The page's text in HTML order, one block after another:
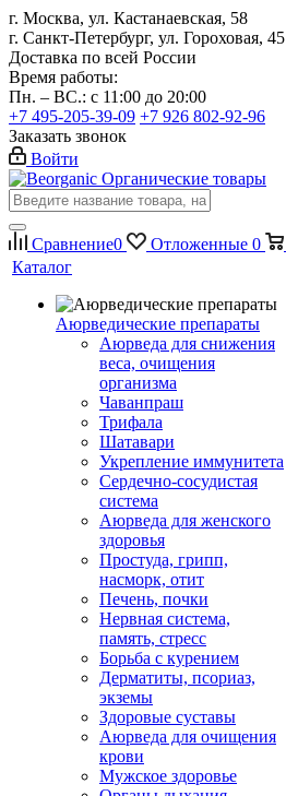
г. Москва, ул. Кастанаевская, 58
г. Санкт-Петербург, ул. Гороховая, 45
Доставка по всей России
Время работы:
Пн. – ВС.: с 11:00 до 20:00
+7 495-205-39-09 +7 926 802-92-96
Заказать звонок
Войти
Органические товары
Сравнение0 Отложенные 0
Каталог
Аюрведические препараты
Аюрведа для снижения
веса, очищения
организма
Чаванпраш
Трифала
Шатавари
Укрепление иммунитета
Сердечно-сосудистая
система
Аюрведа для женского
здоровья
Простуда, грипп,
насморк, отит
Печень, почки
Нервная система,
память, стресс
Борьба с курением
Дерматиты, псориаз,
экземы
Здоровые суставы
Аюрведа для очищения
крови
Мужское здоровье